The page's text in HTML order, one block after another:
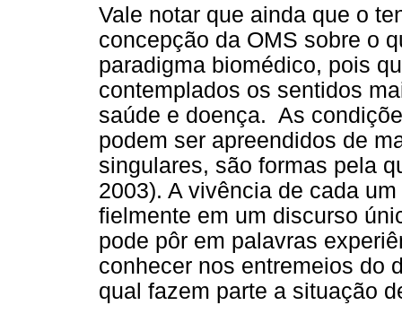
Vale notar que ainda que o
concepção da OMS sobre o
paradigma biomédico, pois
contemplados os sentidos
saúde e doença. As
podem ser apreendidos de
singulares, são formas pela
2003). A vivência de cada
fielmente em um discurso
pode pôr em palavras
conhecer nos entremeios do
qual fazem parte a situação